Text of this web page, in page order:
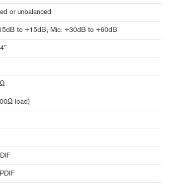
or unbalanced
to +15dB; Mic: +30dB to +60dB
load)